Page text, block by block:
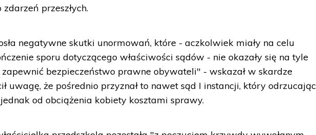
przeszłych.
negatywne skutki unormowań, które - aczkolwiek miały na celu
sporu dotyczącego właściwości sądów - nie okazały się na tyle
zapewnić bezpieczeństwo prawne obywateli" - wskazał w skardze
uwagę, że pośrednio przyznał to nawet sąd I instancji, który odrzucając
od obciążenia kobiety kosztami sprawy.